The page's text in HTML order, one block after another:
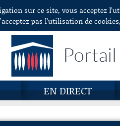
sur ce site, vous acceptez
pas l’utilisation de
EN DIRECT